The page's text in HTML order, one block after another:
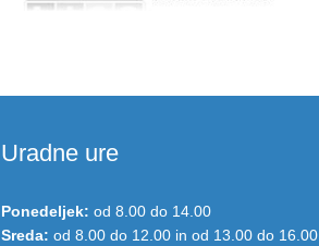
Uradne ure
Ponedeljek: od 8.00 do 14.00
Sreda: od 8.00 do 12.00 in od 13.00 do 16.00